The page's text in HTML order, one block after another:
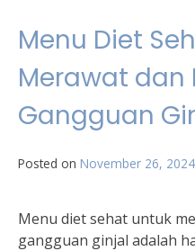
Menu Diet
Merawat dan
Gangguan
Posted on November 26, 2024
Menu diet sehat untuk
gangguan ginjal adalah